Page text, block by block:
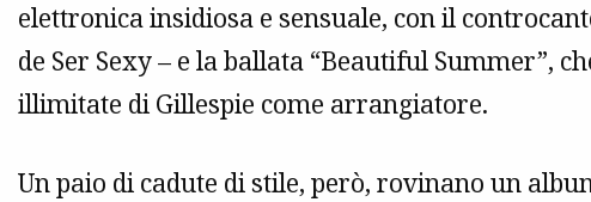
elettronica insidiosa e sensuale, con il
de Ser Sexy – e la ballata “Beautiful Summer”,
illimitate di Gillespie come arrangiatore.
Un paio di cadute di stile, però, rovinano un